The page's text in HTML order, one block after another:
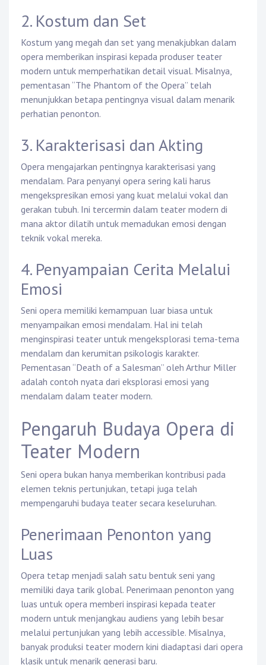
2. Kostum dan Set
Kostum yang megah dan set yang menakjubkan dalam
opera memberikan inspirasi kepada produser teater
modern untuk memperhatikan detail visual. Misalnya,
pementasan “The Phantom of the Opera” telah
menunjukkan betapa pentingnya visual dalam menarik
perhatian penonton.
3. Karakterisasi dan Akting
Opera mengajarkan pentingnya karakterisasi yang
mendalam. Para penyanyi opera sering kali harus
mengekspresikan emosi yang kuat melalui vokal dan
gerakan tubuh. Ini tercermin dalam teater modern di
mana aktor dilatih untuk memadukan emosi dengan
teknik vokal mereka.
4. Penyampaian Cerita Melalui
Emosi
Seni opera memiliki kemampuan luar biasa untuk
menyampaikan emosi mendalam. Hal ini telah
menginspirasi teater untuk mengeksplorasi tema-tema
mendalam dan kerumitan psikologis karakter.
Pementasan “Death of a Salesman” oleh Arthur Miller
adalah contoh nyata dari eksplorasi emosi yang
mendalam dalam teater modern.
Pengaruh Budaya Opera di
Teater Modern
Seni opera bukan hanya memberikan kontribusi pada
elemen teknis pertunjukan, tetapi juga telah
mempengaruhi budaya teater secara keseluruhan.
Penerimaan Penonton yang
Luas
Opera tetap menjadi salah satu bentuk seni yang
memiliki daya tarik global. Penerimaan penonton yang
luas untuk opera memberi inspirasi kepada teater
modern untuk menjangkau audiens yang lebih besar
melalui pertunjukan yang lebih accessible. Misalnya,
banyak produksi teater modern kini diadaptasi dari opera
klasik untuk menarik generasi baru.